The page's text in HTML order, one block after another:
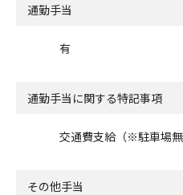
通勤手当
有
通勤手当に関する特記事項
交通費支給（※駐車場無
その他手当